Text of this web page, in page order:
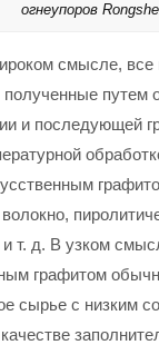
огнеупоров
смысле, все
путем
и последующей
и т. д. В узком
графитом
сырье с низким